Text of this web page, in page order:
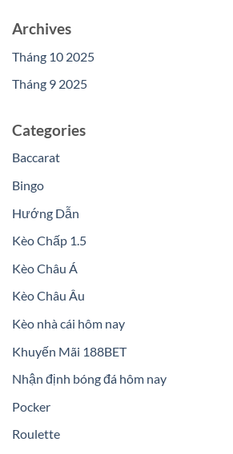
Archives
Tháng 10 2025
Tháng 9 2025
Categories
Baccarat
Bingo
Hướng Dẫn
Kèo Chấp 1.5
Kèo Châu Á
Kèo Châu Âu
Kèo nhà cái hôm nay
Khuyến Mãi 188BET
Nhận định bóng đá hôm nay
Pocker
Roulette